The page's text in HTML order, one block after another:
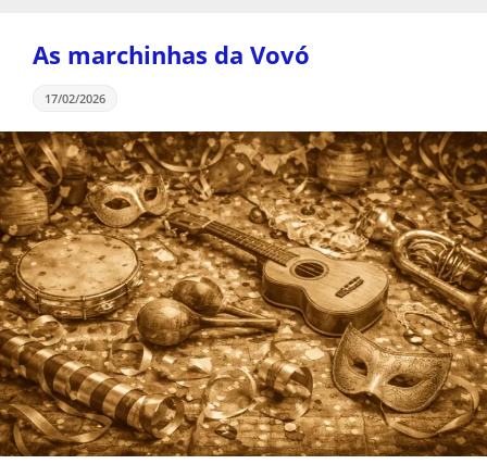
As marchinhas da Vovó
17/02/2026